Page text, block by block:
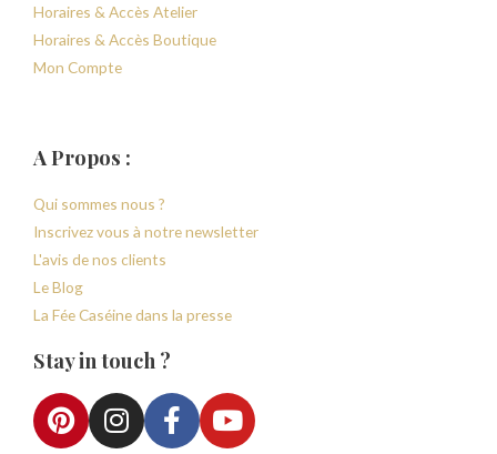
Horaires & Accès Atelier
Horaires & Accès Boutique
Mon Compte
A Propos :
Qui sommes nous ?
Inscrivez vous à notre newsletter
L'avis de nos clients
Le Blog
La Fée Caséine dans la presse
Stay in touch ?